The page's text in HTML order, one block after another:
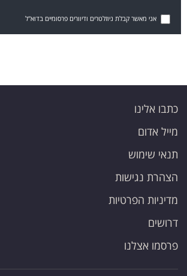
אני מאשר קבלת ניוזלטרים ודיוורים פרסומיים בדוא"ל
כתבו אלינו
מייל אדום
תנאי שימוש
הצהרת נגישות
מדיניות הפרטיות
דרושים
פרסמו אצלנו